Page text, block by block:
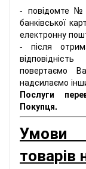
- повідомте №
банківської
електронну
- після
повертаємо
надсилаємо
Послуги
Покупця.
Умови
товарів